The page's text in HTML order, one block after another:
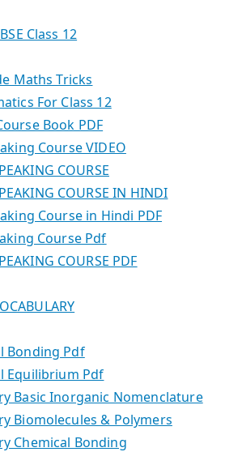
Class 12
Maths Tricks
For Class 12
Book PDF
Course VIDEO
COURSE
COURSE IN HINDI
Course in Hindi PDF
Course Pdf
COURSE PDF
Bonding Pdf
Equilibrium Pdf
Basic Inorganic Nomenclature
Biomolecules & Polymers
Chemical Bonding